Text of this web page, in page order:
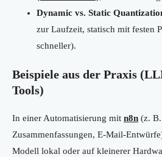
Dynamic vs. Static
zur Laufzeit, statisch mit festen
schneller).
Beispiele aus der Praxis
Tools)
In einer Automatisierung mit n8n (z.
Zusammenfassungen, E-Mail-
Modell lokal oder auf kleinerer